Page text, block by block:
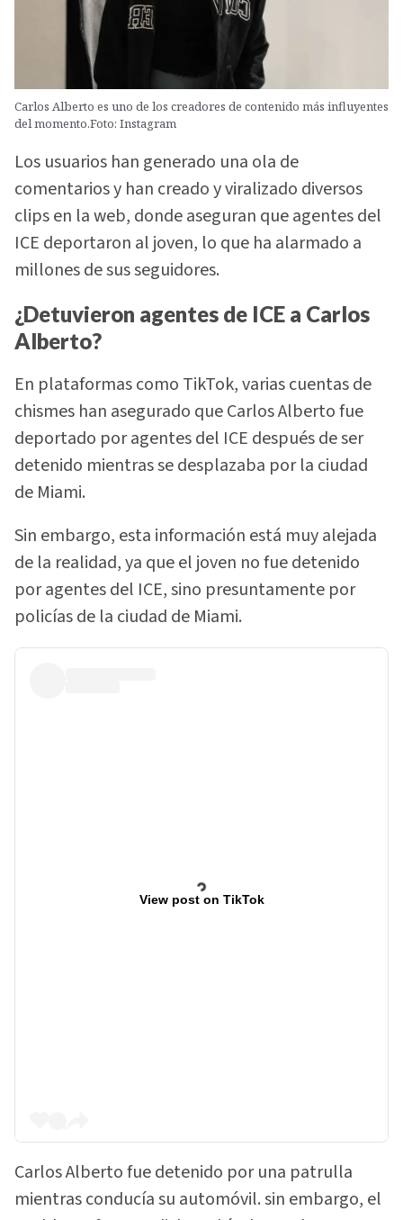
Carlos Alberto es uno de los creadores de contenido más influyentes
del momento.Foto: Instagram
Los usuarios han generado una ola de
comentarios y han creado y viralizado diversos
clips en la web, donde aseguran que agentes del
ICE deportaron al joven, lo que ha alarmado a
millones de sus seguidores.
¿Detuvieron agentes de ICE a Carlos
Alberto?
En plataformas como TikTok, varias cuentas de
chismes han asegurado que Carlos Alberto fue
deportado por agentes del ICE después de ser
detenido mientras se desplazaba por la ciudad
de Miami.
Sin embargo, esta información está muy alejada
de la realidad, ya que el joven no fue detenido
por agentes del ICE, sino presuntamente por
policías de la ciudad de Miami.
View post on TikTok
Carlos Alberto fue detenido por una patrulla
mientras conducía su automóvil. sin embargo, el